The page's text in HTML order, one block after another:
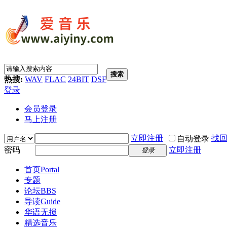
热搜: WAV FLAC 24BIT DSF
搜索
登录
会员登录
马上注册
立即注册 自动登录 找
密码
登录 立即注册
首页Portal
专题
论坛BBS
导读Guide
华语无损
精选音乐